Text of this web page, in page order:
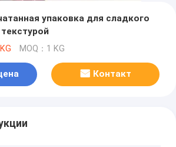
упаковка для сладкого
MOQ：1 KG
Контакт